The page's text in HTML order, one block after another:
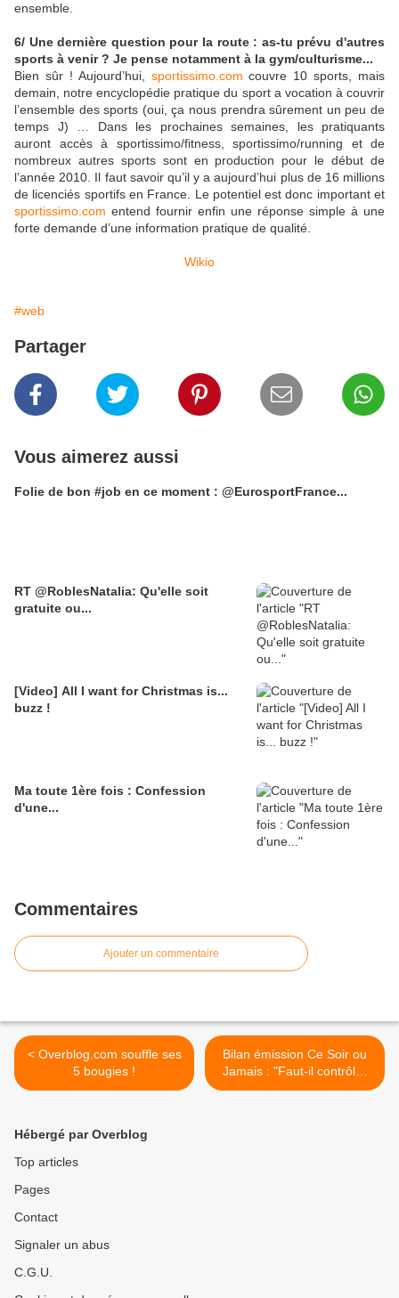
ensemble.
6/ Une dernière question pour la route : as-tu prévu d'autres
sports à venir ? Je pense notamment à la gym/culturisme...
Bien sûr ! Aujourd’hui, sportissimo.com couvre 10 sports, mais
demain, notre encyclopédie pratique du sport a vocation à couvrir
l’ensemble des sports (oui, ça nous prendra sûrement un peu de
temps J) … Dans les prochaines semaines, les pratiquants
auront accès à sportissimo/fitness, sportissimo/running et de
nombreux autres sports sont en production pour le début de
l’année 2010. Il faut savoir qu’il y a aujourd’hui plus de 16 millions
de licenciés sportifs en France. Le potentiel est donc important et
sportissimo.com entend fournir enfin une réponse simple à une
forte demande d’une information pratique de qualité.
Wikio
#web
Partager
Vous aimerez aussi
Folie de bon #job en ce moment : @EurosportFrance...
RT @RoblesNatalia: Qu'elle soit
gratuite ou...
[Video] All I want for Christmas is...
buzz !
Ma toute 1ère fois : Confession
d'une...
Commentaires
Ajouter un commentaire
< Overblog.com souffle ses
5 bougies !
Bilan émission Ce Soir ou
Jamais : "Faut-il contrôler
Internet" >
Hébergé par Overblog
Top articles
Pages
Contact
Signaler un abus
C.G.U.